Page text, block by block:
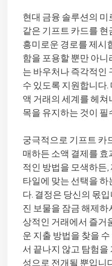
현대 금융 솔루션의
같은 기프트 카드를
흥미로운 경로를 제시
함을 포용할 뿐만 아
는 바우처나 즉각적인
수 있도록 지원합니다.
액 거래의 세계를 헤
목을 유지하는 것이 필
궁극적으로 기프트 카
매하든 소액 결제를
적인 방법을 모색하든
타일에 맞는 선택을 하
다. 결정은 당신의 몫
진 보물을 잠금 해제하
상적인 거래에서 즐거
운 지출 방법을 찾을 수
서 끝나지 않고 탐험을
성으로 전개될 뿐입니